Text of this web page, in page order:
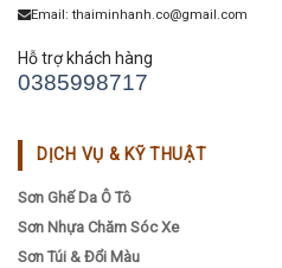
Email: thaiminhanh.co@gmail.com
Hỗ trợ khách hàng
0385998717
DỊCH VỤ & KỸ THUẬT
Sơn Ghế Da Ô Tô
Sơn Nhựa Chăm Sóc Xe
Sơn Túi & Đổi Màu